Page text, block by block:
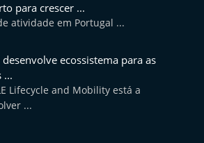
m
v
e
para crescer ...
atividade em Portugal ...
desenvolve ecossistema para as
...
Lifecycle and Mobility está a
...